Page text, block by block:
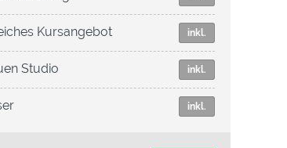
Kursangebot inkl.
Studio inkl.
inkl.